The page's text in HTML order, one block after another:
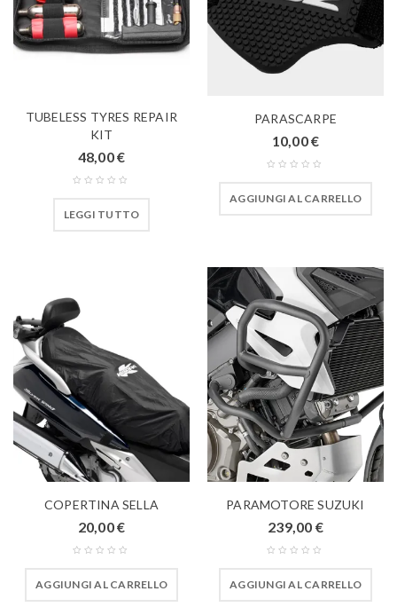
TUBELESS TYRES REPAIR
KIT
48,00€
LEGGI TUTTO
PARASCARPE
10,00€
AGGIUNGI AL CARRELLO
COPERTINA SELLA
20,00€
AGGIUNGI AL CARRELLO
PARAMOTORE SUZUKI
239,00 €
AGGIUNGI AL CARRELLO